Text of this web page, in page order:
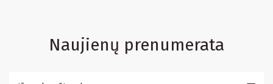
Naujienų prenumerata